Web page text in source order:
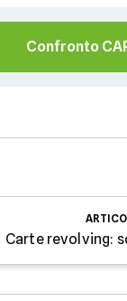
Confronto
Carte revolving: